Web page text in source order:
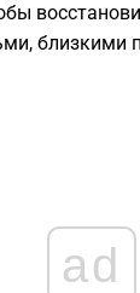
близкими
ad